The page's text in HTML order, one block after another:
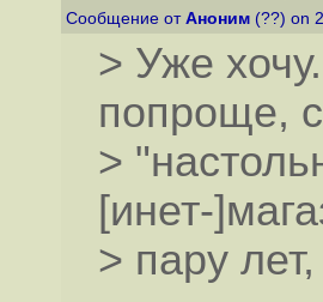
Сообщение от Аноним (??) on
> Уже
попроще,
>
[инет-
> пару